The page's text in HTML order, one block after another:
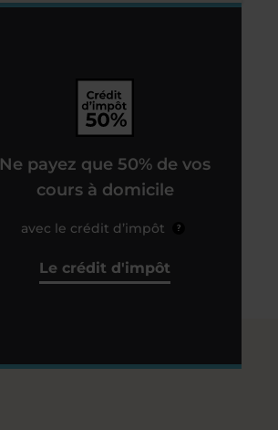
Ne payez que 50% de vos
cours à domicile
avec le crédit d’impôt ?
Le crédit d'impôt